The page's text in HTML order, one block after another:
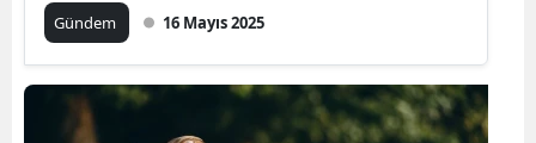
Gündem 16 Mayıs 2025